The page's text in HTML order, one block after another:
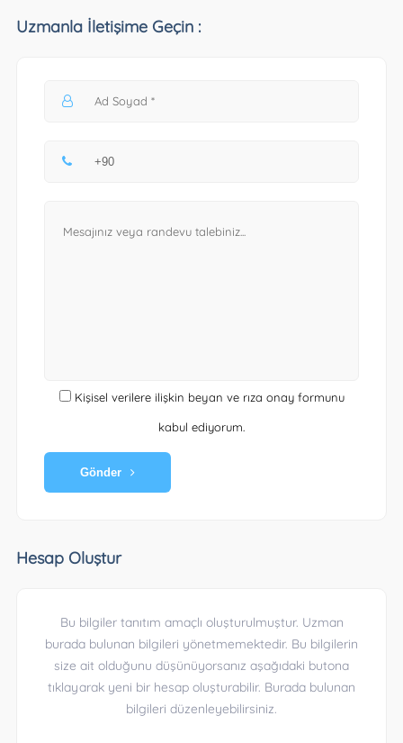
Uzmanla İletişime Geçin :
Kişisel verilere ilişkin beyan ve rıza onay formunu
kabul ediyorum.
Gönder
Hesap Oluştur
Bu bilgiler tanıtım amaçlı oluşturulmuştur. Uzman
burada bulunan bilgileri yönetmemektedir. Bu bilgilerin
size ait olduğunu düşünüyorsanız aşağıdaki butona
tıklayarak yeni bir hesap oluşturabilir. Burada bulunan
bilgileri düzenleyebilirsiniz.